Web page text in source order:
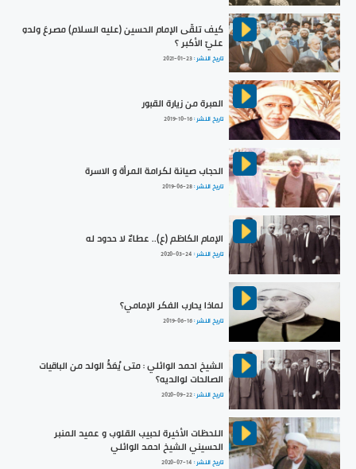
كيف تلقّى الإمام الحسين (عليه السلام) مصرعَ ولدهِ
عليّ الأكبر ؟
تاريخ النشر :2021-01-23
العبرة من زيارة القبور
تاريخ النشر :2019-10-16
الحجاب صيانة لكرامة المرأة و الاسرة
تاريخ النشر :2019-06-28
الإمام الكاظم (ع).. عطاءٌ لا حدود له
تاريخ النشر : 2020-03-24
لماذا يحارب الفكر الإمامي؟
تاريخ النشر :2019-06-16
الشيخ احمد الوائلي : متى يُعَدُّ الولد من الباقيات
الصالحات لوالديه؟
تاريخ النشر :2020-09-22
اللحظات الأخيرة لحبيب القلوب و عميد المنبر
الحسيني الشيخ احمد الوائلي
تاريخ النشر : 2020-07-14